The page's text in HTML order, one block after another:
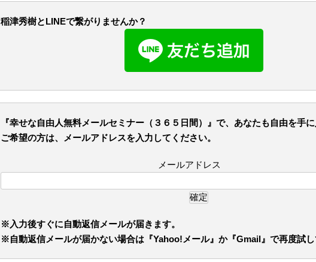
稲津秀樹とLINEで繋がりませんか？
『幸せな自由人無料メールセミナー（３６５日間）』で、あなたも自由を手
ご希望の方は、メールアドレスを入力してください。
メールアドレス
※入力後すぐに自動返信メールが届きます。
※自動返信メールが届かない場合は『Yahoo!メール』か『Gmail』で再度試し